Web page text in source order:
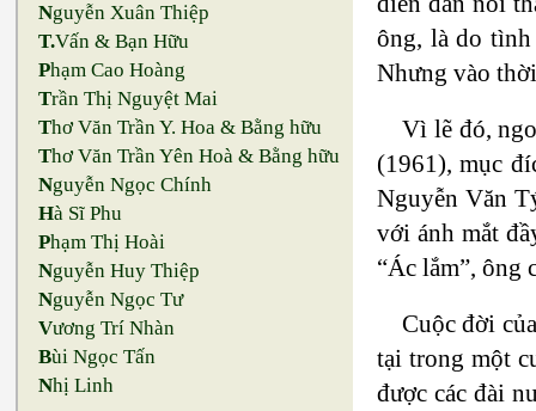
Nguyễn Xuân Thiệp
T.Vấn & Bạn Hữu
Phạm Cao Hoàng
Trần Thị Nguyệt Mai
Thơ Văn Trần Y. Hoa & Bằng hữu
Thơ Văn Trần Yên Hoà & Bằng hữu
Nguyễn Ngọc Chính
Hà Sĩ Phu
Phạm Thị Hoài
Nguyễn Huy Thiệp
Nguyễn Ngọc Tư
Vương Trí Nhàn
Bùi Ngọc Tấn
Nhị Linh
ông, là do
Nhưng vào
Vì lẽ đó,
(1961), mục
Nguyễn Văn
với ánh mắt
“Ác lắm”, ông
Cuộc đời
tại trong một
được các đài